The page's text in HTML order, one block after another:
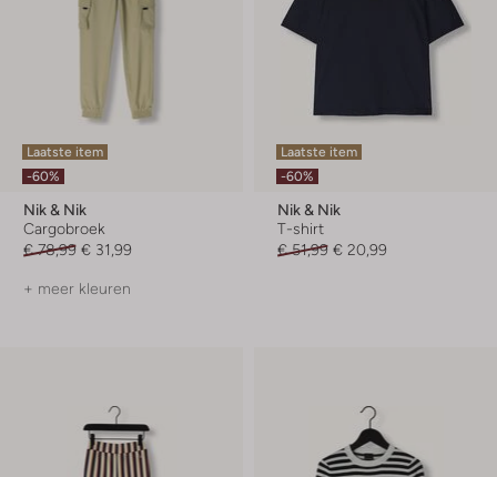
Laatste item
-60%
Nik & Nik
Cargobroek
€ 78,99 € 31,99
+ meer kleuren
Laatste item
-60%
Nik & Nik
T-shirt
€ 51,99 € 20,99